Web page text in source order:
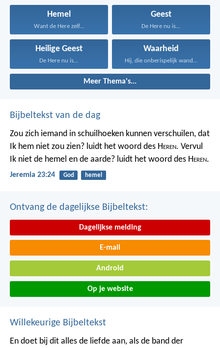
Hemel
Want de Here zelf...
Geest
De Here nu is...
Heilige Geest
De Here nu is...
Waarheid
Hij, die onberispelijk wandelt...
Meer Thema's...
Bijbeltekst van de dag
Zou zich iemand in schuilhoeken kunnen verschuilen, dat
Ik hem niet zou zien? luidt het woord des Heren. Vervul
Ik niet de hemel en de aarde? luidt het woord des Heren.
Jeremia 23:24 God hemel
Ontvang de dagelijkse Bijbeltekst:
Dagelijkse melding
E-mail
Android
Op je website
Willekeurige Bijbeltekst
En doet bij dit alles de liefde aan, als de band der